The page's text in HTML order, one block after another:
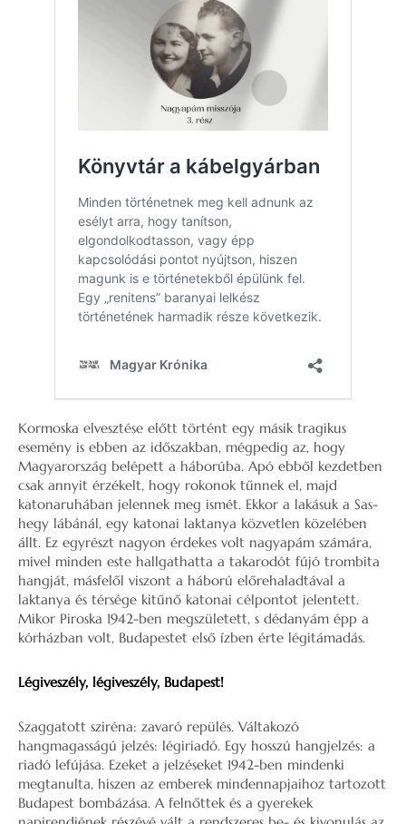
Kormoska elvesztése előtt történt egy másik tragikus
esemény is ebben az időszakban, mégpedig az, hogy
Magyarország belépett a háborúba. Apó ebből kezdetben
csak annyit érzékelt, hogy rokonok tűnnek el, majd
katonaruhában jelennek meg ismét. Ekkor a lakásuk a Sas-
hegy lábánál, egy katonai laktanya közvetlen közelében
állt. Ez egyrészt nagyon érdekes volt nagyapám számára,
mivel minden este hallgathatta a takarodót fújó trombita
hangját, másfelől viszont a háború előrehaladtával a
laktanya és térsége kitűnő katonai célpontot jelentett.
Mikor Piroska 1942-ben megszületett, s dédanyám épp a
kórházban volt, Budapestet első ízben érte légitámadás.
Légiveszély, légiveszély, Budapest!
Szaggatott sziréna: zavaró repülés. Váltakozó
hangmagasságú jelzés: légiriadó. Egy hosszú hangjelzés: a
riadó lefújása. Ezeket a jelzéseket 1942-ben mindenki
megtanulta, hiszen az emberek mindennapjaihoz tartozott
Budapest bombázása. A felnőttek és a gyerekek